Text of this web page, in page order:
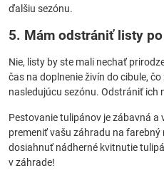
ďalšiu sezónu.
5. Mám odstrániť listy
Nie, listy by ste mali nechať
čas na doplnenie živín do cibule,
nasledujúcu sezónu. Odstrániť ich
Pestovanie tulipánov je zábavná
premeniť vašu záhradu na farebný
dosiahnuť nádherné kvitnutie
v záhrade!